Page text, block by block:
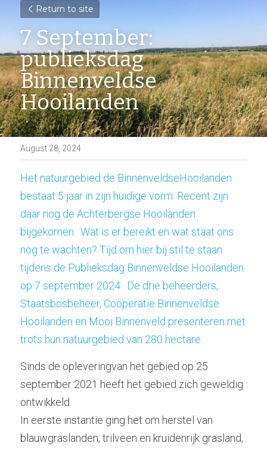
Return to site
7 September:
publieksdag
Binnenveldse
Hooilanden
August 28, 2024
Het natuurgebied de BinnenveldseHooilanden
bestaat 5 jaar in zijn huidige vorm. Recent zijn
daar nog de Achterbergse Hooilanden
bijgekomen.  Wat is er bereikt en wat staat ons
nog te wachten? Tijd om hier bij stil te staan
tijdens de Publieksdag Binnenveldse Hooilanden
op 7 september 2024. De drie beheerders,
Staatsbosbeheer, Coöperatie Binnenveldse
Hooilanden en Mooi Binnenveld presenteren met
trots hun natuurgebied van 280 hectare.
Sinds de opleveringvan het gebied op 25
september 2021 heeft het gebied zich geweldig
ontwikkeld.
In eerste instantie ging het om herstel van
blauwgraslanden, trilveen en kruidenrijk grasland,